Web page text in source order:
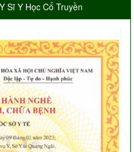
Sĩ Y Học Cổ Truyền